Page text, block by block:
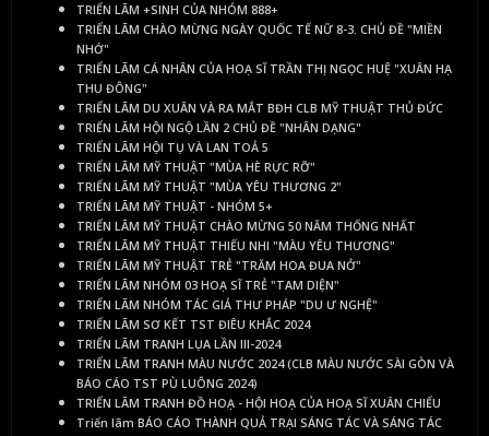
TRIỂN LÃM +SINH CỦA NHÓM 888+
TRIỂN LÃM CHÀO MỪNG NGÀY QUỐC TẾ NỮ 8-3. CHỦ ĐỀ "MIỀN
NHỚ"
TRIỂN LÃM CÁ NHÂN CỦA HOẠ SĨ TRẦN THỊ NGỌC HUỆ "XUÂN HẠ
THU ĐÔNG"
TRIỂN LÃM DU XUÂN VÀ RA MẮT BĐH CLB MỸ THUẬT THỦ ĐỨC
TRIỂN LÃM HỘI NGỘ LẦN 2 CHỦ ĐỀ "NHÂN DẠNG"
TRIỂN LÃM HỘI TỤ VÀ LAN TOẢ 5
TRIỂN LÃM MỸ THUẬT "MÙA HÈ RỰC RỠ"
TRIỂN LÃM MỸ THUẬT "MÙA YÊU THƯƠNG 2"
TRIỂN LÃM MỸ THUẬT - NHÓM 5+
TRIỂN LÃM MỸ THUẬT CHÀO MỪNG 50 NĂM THỐNG NHẤT
TRIỂN LÃM MỸ THUẬT THIẾU NHI "MÀU YÊU THƯƠNG"
TRIỂN LÃM MỸ THUẬT TRẺ "TRĂM HOA ĐUA NỞ"
TRIỂN LÃM NHÓM 03 HOẠ SĨ TRẺ "TAM DIỆN"
TRIỂN LÃM NHÓM TÁC GIẢ THƯ PHÁP "DU Ư NGHỆ"
TRIỂN LÃM SƠ KẾT TST ĐIÊU KHẮC 2024
TRIỂN LÃM TRANH LỤA LẦN III-2024
TRIỂN LÃM TRANH MÀU NƯỚC 2024 (CLB MÀU NƯỚC SÀI GÒN VÀ
BÁO CÁO TST PÙ LUÔNG 2024)
TRIỂN LÃM TRANH ĐỒ HOẠ - HỘI HOẠ CỦA HOẠ SĨ XUÂN CHIỂU
Triển lãm BÁO CÁO THÀNH QUẢ TRẠI SÁNG TÁC VÀ SÁNG TÁC